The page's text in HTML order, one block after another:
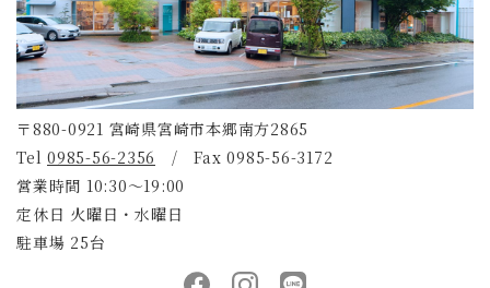
〒880-0921 宮崎県宮崎市本郷南方2865
Tel 0985-56-2356 / Fax 0985-56-3172
営業時間 10:30～19:00
定休日 火曜日・水曜日
駐車場 25台